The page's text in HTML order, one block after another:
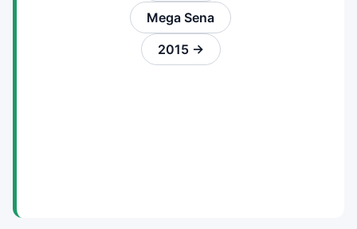
Mega Sena
2015 →